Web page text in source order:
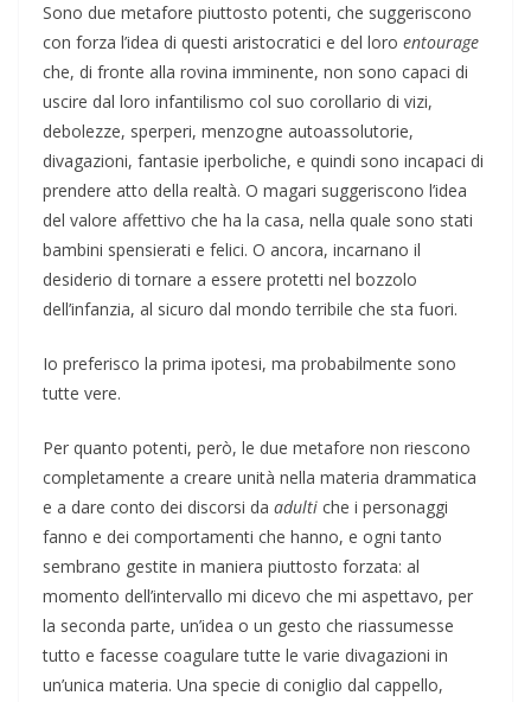
Sono due metafore piuttosto potenti, che suggeriscono
con forza l’idea di questi aristocratici e del loro entourage
che, di fronte alla rovina imminente, non sono capaci di
uscire dal loro infantilismo col suo corollario di vizi,
debolezze, sperperi, menzogne autoassolutorie,
divagazioni, fantasie iperboliche, e quindi sono incapaci di
prendere atto della realtà. O magari suggeriscono l’idea
del valore affettivo che ha la casa, nella quale sono stati
bambini spensierati e felici. O ancora, incarnano il
desiderio di tornare a essere protetti nel bozzolo
dell’infanzia, al sicuro dal mondo terribile che sta fuori.
Io preferisco la prima ipotesi, ma probabilmente sono
tutte vere.
Per quanto potenti, però, le due metafore non riescono
completamente a creare unità nella materia drammatica
e a dare conto dei discorsi da adulti che i personaggi
fanno e dei comportamenti che hanno, e ogni tanto
sembrano gestite in maniera piuttosto forzata: al
momento dell’intervallo mi dicevo che mi aspettavo, per
la seconda parte, un’idea o un gesto che riassumesse
tutto e facesse coagulare tutte le varie divagazioni in
un’unica materia. Una specie di coniglio dal cappello,